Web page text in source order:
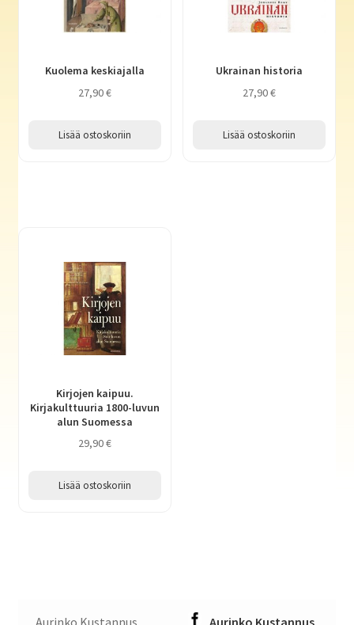
Kuolema keskiajalla
27,90€
Lisää ostoskoriin
Ukrainan historia
27,90€
Lisää ostoskoriin
Kirjojen kaipuu.
Kirjakulttuuria 1800-luvun
alun Suomessa
29,90€
Lisää ostoskoriin